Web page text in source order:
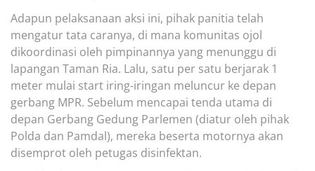
Adapun pelaksanaan aksi ini, pihak panitia telah
mengatur tata caranya, di mana komunitas ojol
dikoordinasi oleh pimpinannya yang menunggu di
lapangan Taman Ria. Lalu, satu per satu berjarak 1
meter mulai start iring-iringan meluncur ke depan
gerbang MPR. Sebelum mencapai tenda utama di
depan Gerbang Gedung Parlemen (diatur oleh pihak
Polda dan Pamdal), mereka beserta motornya akan
disemprot oleh petugas disinfektan.